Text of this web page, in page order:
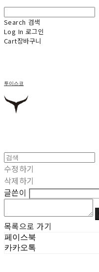
Search 검색
Log In 로그인
Cart장바구니
투이스코
수정하기
삭제하기
글쓴이
목록으로 가기
페이스북
카카오톡